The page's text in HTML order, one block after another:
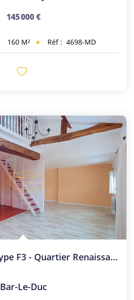
145 000 €
160 M² Réf : 4698-MD
APPARTEMENT Type F3 - Quartier Renaissance
Bar-Le-Duc